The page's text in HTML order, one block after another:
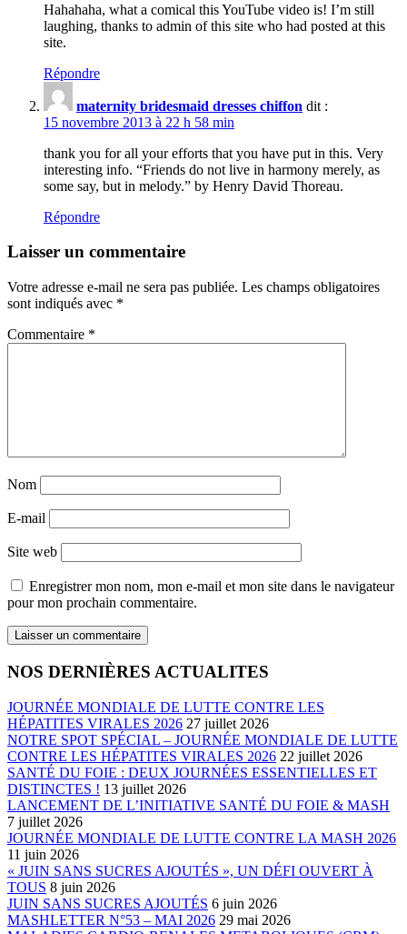
Hahahaha, what a comical this YouTube video is! I’m still
laughing, thanks to admin of this site who had posted at this
site.
Répondre
maternity bridesmaid dresses chiffon dit :
15 novembre 2013 à 22 h 58 min
thank you for all your efforts that you have put in this. Very
interesting info. “Friends do not live in harmony merely, as
some say, but in melody.” by Henry David Thoreau.
Répondre
Laisser un commentaire
Votre adresse e-mail ne sera pas publiée. Les champs obligatoires
sont indiqués avec *
Commentaire *
Nom
E-mail
Site web
Enregistrer mon nom, mon e-mail et mon site dans le navigateur
pour mon prochain commentaire.
NOS DERNIÈRES ACTUALITES
JOURNÉE MONDIALE DE LUTTE CONTRE LES
HÉPATITES VIRALES 2026 27 juillet 2026
NOTRE SPOT SPÉCIAL – JOURNÉE MONDIALE DE LUTTE
CONTRE LES HÉPATITES VIRALES 2026 22 juillet 2026
SANTÉ DU FOIE : DEUX JOURNÉES ESSENTIELLES ET
DISTINCTES ! 13 juillet 2026
LANCEMENT DE L’INITIATIVE SANTÉ DU FOIE & MASH
7 juillet 2026
JOURNÉE MONDIALE DE LUTTE CONTRE LA MASH 2026
11 juin 2026
« JUIN SANS SUCRES AJOUTÉS », UN DÉFI OUVERT À
TOUS 8 juin 2026
JUIN SANS SUCRES AJOUTÉS 6 juin 2026
MASHLETTER N°53 – MAI 2026 29 mai 2026